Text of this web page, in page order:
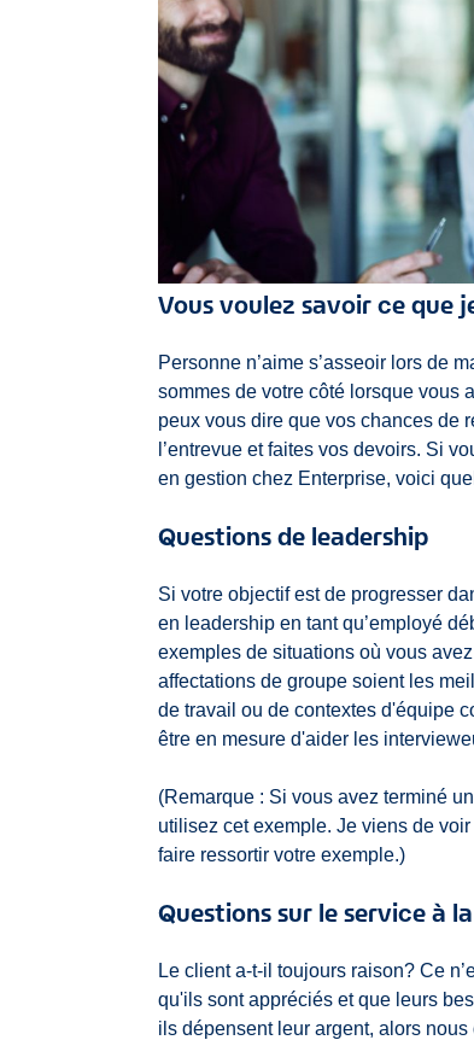
Vous voulez savoir ce que
Personne n’aime s’asseoir lors de
sommes de votre côté lorsque vous
peux vous dire que vos chances de
l’entrevue et faites vos devoirs. Si
en gestion chez Enterprise, voici
Questions de leadership
Si votre objectif est de progresser
en leadership en tant qu’employé
exemples de situations où vous
affectations de groupe soient les
de travail ou de contextes d'équipe
être en mesure d'aider les
(Remarque : Si vous avez terminé
utilisez cet exemple. Je viens de
faire ressortir votre exemple.)
Questions sur le service à
Le client a-t-il toujours raison? Ce
qu'ils sont appréciés et que leurs
ils dépensent leur argent, alors